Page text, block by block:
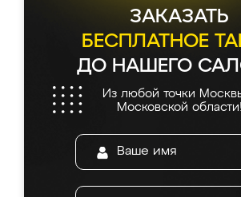
ЗАКАЗАТЬ
БЕСПЛАТНОЕ
ДО НАШЕГО
Из любой точки
Московской области!